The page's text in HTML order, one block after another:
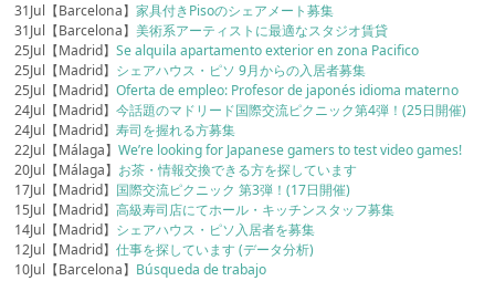
31Jul【Barcelona】家具付きPisoのシェアメート募集
31Jul【Barcelona】美術系アーティストに最適なスタジオ賃貸
25Jul【Madrid】Se alquila apartamento exterior en zona Pacifico
25Jul【Madrid】 シェアハウス・ピソ 9月からの入居者募集
25Jul【Madrid】Oferta de empleo: Profesor de japonés idioma materno
24Jul【Madrid】今話題のマドリード国際交流ピクニック第4弾！(25日開催)
24Jul【Madrid】寿司を握れる方募集
22Jul【Málaga】We’re looking for Japanese gamers to test video games!
20Jul【Málaga】 お茶・情報交換できる方を探しています
17Jul【Madrid】 国際交流ピクニック 第3弾！(17日開催)
15Jul【Madrid】高級寿司店にてホール・キッチンスタッフ募集
14Jul【Madrid】 シェアハウス・ピソ入居者を募集
12Jul【Madrid】仕事を探しています (データ分析)
10Jul【Barcelona】 Búsqueda de trabajo